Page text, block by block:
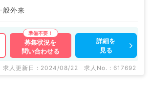
般外来
募集状況を
問い合わせる
詳細を
見る
求人更新日 : 2024/08/22 求人No. : 617692